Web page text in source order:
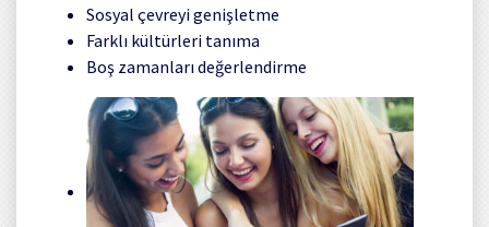
Sosyal çevreyi genişletme
Farklı kültürleri tanıma
Boş zamanları değerlendirme